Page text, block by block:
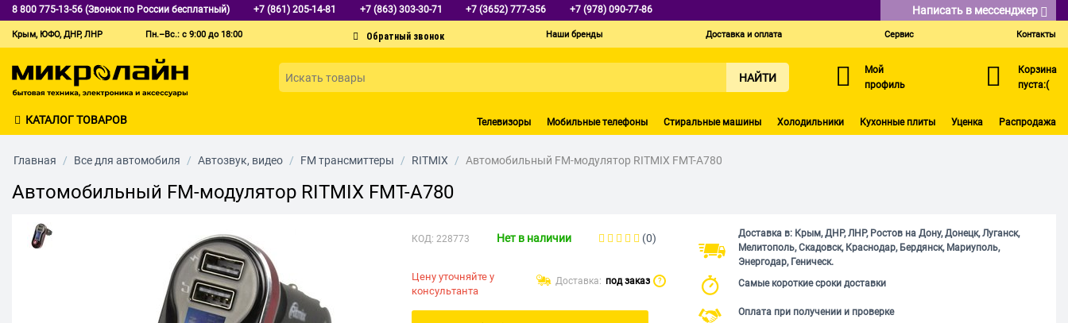
8 800 775-13-56 (Звонок по России бесплатный) +7 (861) 205-14-81 +7 (863) 303-30-71 +7 (3652) 777-356 +7 (978) 090-77-86 Написать в мессенджер
Крым, ЮФО, ДНР, ЛНР Пн.–Вс.: с 9:00 до 18:00 Наши бренды Доставка и оплата Сервис Контакты
НАЙТИ
Мой
профиль
Корзина
пуста:(
КАТАЛОГ ТОВАРОВ Телевизоры Мобильные телефоны Стиральные машины Холодильники Кухонные плиты Уценка Распродажа
Главная / Все для автомобиля / Автозвук, видео / FM трансмиттеры / RITMIX / Автомобильный FM-модулятор RITMIX FMT-A780
Автомобильный FM-модулятор RITMIX FMT-A780
КОД: 228773 Нет в наличии (0)
Цену уточняйте у
консультанта
Доставка: под заказ ?
Доставка в: Крым, ДНР, ЛНР, Ростов на Дону, Донецк, Луганск,
Мелитополь, Скадовск, Краснодар, Бердянск, Мариуполь,
Энергодар, Геническ.
Самые короткие сроки доставки
Оплата при получении и проверке